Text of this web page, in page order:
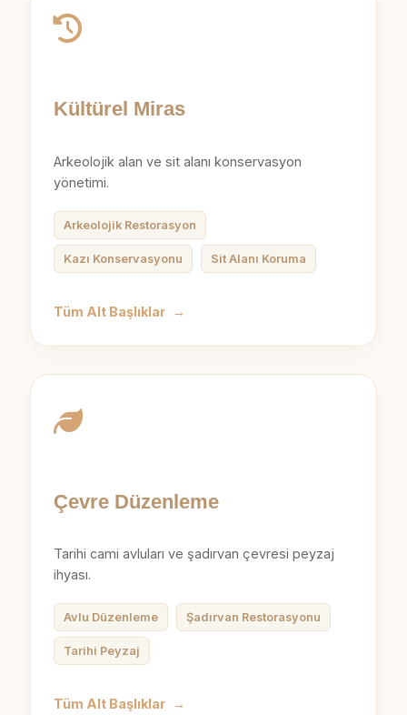
Kültürel Miras
Arkeolojik alan ve sit alanı konservasyon
yönetimi.
Arkeolojik Restorasyon
Kazı Konservasyonu Sit Alanı Koruma
Tüm Alt Başlıklar →
Çevre Düzenleme
Tarihi cami avluları ve şadırvan çevresi peyzaj
ihyası.
Avlu Düzenleme Şadırvan Restorasyonu
Tarihi Peyzaj
Tüm Alt Başlıklar →